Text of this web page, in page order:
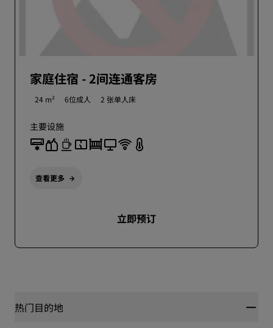
家庭住宿 - 2间连通客房
24 m² 6位成人 2 张单人床
主要设施
查看更多
立即预订
热门目的地